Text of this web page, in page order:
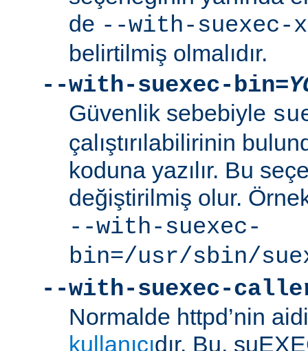
de --with-suexec-
belirtilmiş olmalıdır.
--with-suexec-bin=
Güvenlik sebebiyle
çalıştırılabilirinin
koduna yazılır. Bu
değiştirilmiş olur.
--with-suexec-
bin=/usr/sbin/
--with-suexec-
Normalde httpd’nin
kullanıcıdır. Bu,